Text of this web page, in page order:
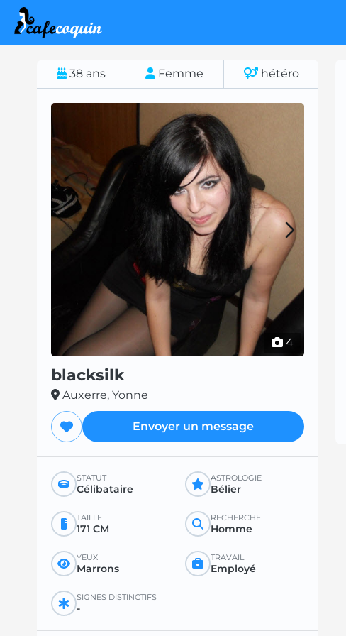
38 ans Femme hétéro
4
blacksilk
Auxerre, Yonne
Envoyer un message
STATUT
Célibataire
ASTROLOGIE
Bélier
TAILLE
171 CM
RECHERCHE
Homme
YEUX
Marrons
TRAVAIL
Employé
SIGNES DISTINCTIFS
-